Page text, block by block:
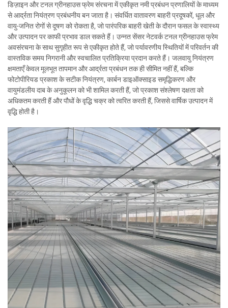
डिज़ाइन और टनल ग्रीनहाउस फ्रेम संरचना में एकीकृत नमी प्रबंधन प्रणालियों के माध्यम
से आर्द्रता नियंत्रण प्रबंधनीय बन जाता है। संवर्धित वातावरण बाहरी प्रदूषकों, धूल और
वायु-जनित रोगों से दूषण को रोकता है, जो पारंपरिक बाहरी खेती के दौरान फसल के स्वास्थ्य
और उत्पादन पर काफी प्रभाव डाल सकते हैं। उन्नत सेंसर नेटवर्क टनल ग्रीनहाउस फ्रेम
अवसंरचना के साथ सुगृहीत रूप से एकीकृत होते हैं, जो पर्यावरणीय स्थितियों में परिवर्तन की
वास्तविक समय निगरानी और स्वचालित प्रतिक्रिया प्रदान करते हैं। जलवायु नियंत्रण
क्षमताएँ केवल मूलभूत तापमान और आर्द्रता प्रबंधन तक ही सीमित नहीं हैं, बल्कि
फोटोपीरियड प्रकाश के सटीक नियंत्रण, कार्बन डाइऑक्साइड समृद्धिकरण और
वायुमंडलीय दाब के अनुकूलन को भी शामिल करती हैं, जो प्रकाश संश्लेषण दक्षता को
अधिकतम करती हैं और पौधों के वृद्धि चक्र को त्वरित करती हैं, जिससे वार्षिक उत्पादन में
वृद्धि होती है।